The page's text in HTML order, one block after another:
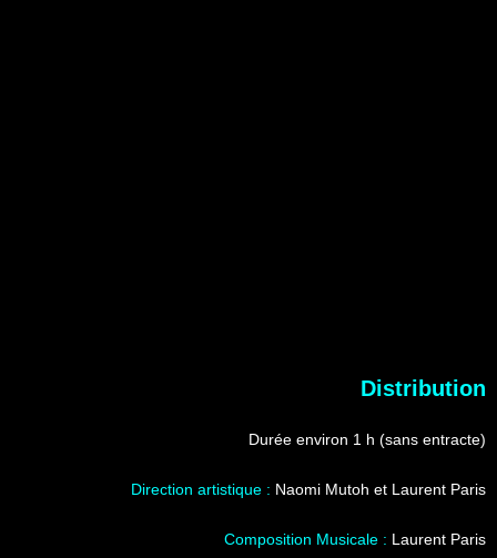
Distribution
Durée environ 1 h (sans entracte)
Direction artistique : Naomi Mutoh et Laurent Paris
Composition Musicale : Laurent Paris